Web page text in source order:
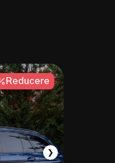
❯
Reducere